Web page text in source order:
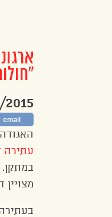
2015
עתירה
במתקן.